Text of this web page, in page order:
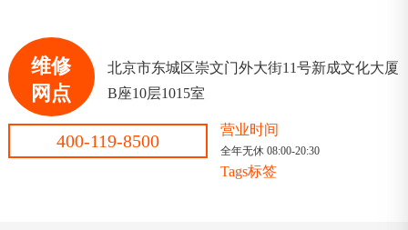
维修
网点
北京市东城区崇文门外大街11号新成文化大厦
B座10层1015室
400-119-8500
营业时间
全年无休 08:00-20:30
Tags标签